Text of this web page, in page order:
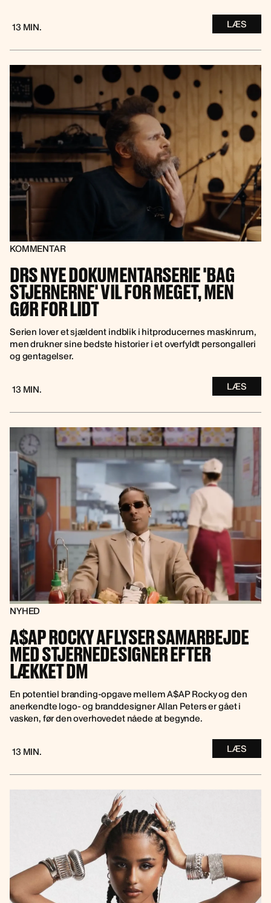
13 MIN. LÆS
KOMMENTAR
DRS NYE DOKUMENTARSERIE 'BAG
STJERNERNE' VIL FOR MEGET, MEN
GØR FOR LIDT
Serien lover et sjældent indblik i hitproducernes maskinrum,
men drukner sine bedste historier i et overfyldt persongalleri
og gentagelser.
13 MIN. LÆS
NYHED
A$AP ROCKY AFLYSER SAMARBEJDE
MED STJERNEDESIGNER EFTER
LÆKKET DM
En potentiel branding-opgave mellem A$AP Rocky og den
anerkendte logo- og branddesigner Allan Peters er gået i
vasken, før den overhovedet nåede at begynde.
13 MIN. LÆS